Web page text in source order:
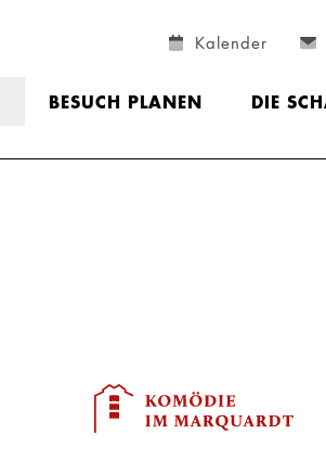
Kalender
BESUCH PLANEN DIE